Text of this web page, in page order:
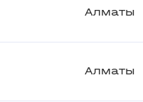
Алматы
Алматы